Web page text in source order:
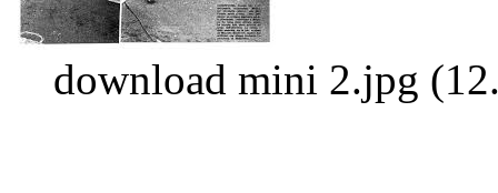
download mini 2.jpg